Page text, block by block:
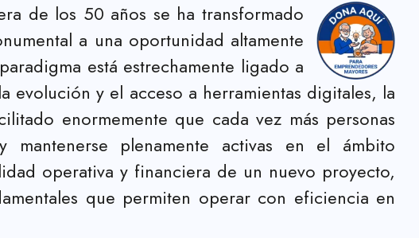
de los 50 años se ha transformado
a una oportunidad altamente
está estrechamente ligado a
evolución y el acceso a herramientas digitales, la
enormemente que cada vez más personas
mantenerse plenamente activas en el ámbito
operativa y financiera de un nuevo proyecto,
que permiten operar con eficiencia en